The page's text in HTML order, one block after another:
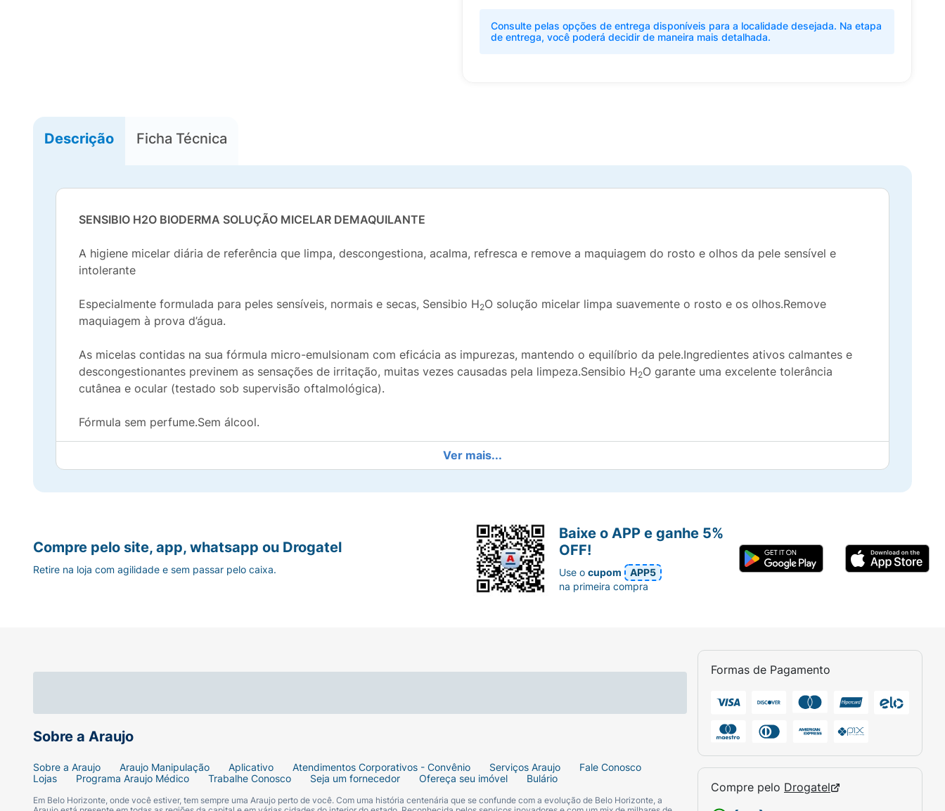
Consulte pelas opções de entrega disponíveis para a localidade desejada. Na etapa
de entrega, você poderá decidir de maneira mais detalhada.
Descrição Ficha Técnica
SENSIBIO H2O BIODERMA SOLUÇÃO MICELAR DEMAQUILANTE
A higiene micelar diária de referência que limpa, descongestiona, acalma, refresca e remove a maquiagem do rosto e olhos da pele sensível e
intolerante
Especialmente formulada para peles sensíveis, normais e secas, Sensibio H2O solução micelar limpa suavemente o rosto e os olhos.Remove
maquiagem à prova d’água.
As micelas contidas na sua fórmula micro-emulsionam com eficácia as impurezas, mantendo o equilíbrio da pele.Ingredientes ativos calmantes e
descongestionantes previnem as sensações de irritação, muitas vezes causadas pela limpeza.Sensibio H2O garante uma excelente tolerância
cutânea e ocular (testado sob supervisão oftalmológica).
Fórmula sem perfume.Sem álcool.
O e limpe o rosto e os olhos e/ou remova qualquer maquiagem.Repetir a aplicação até
que o algodão permaneça limpo.Sensibio H O não precisa enxaguar, mas é essencial secar a sua pele com toalha ou tecido macio.Pode ser usado
diariamente, de manhã e à noite.
Ver mais...
Sobre a Araujo
Sobre a Araujo Araujo Manipulação Aplicativo Atendimentos Corporativos - Convênio Serviços Araujo
Fale Conosco
Lojas
Programa Araujo Médico Trabalhe Conosco Seja um fornecedor Ofereça seu imóvel Bulário
Em Belo Horizonte, onde você estiver, tem sempre uma Araujo perto de você. Com uma história centenária que se confunde com a evolução de Belo Horizonte, a
Formas de Pagamento
Compre pelo Drogatel
Compre pelo site, app, whatsapp ou Drogatel
Retire na loja com agilidade e sem passar pelo caixa.
Baixe o APP e ganhe 5%
OFF!
Use ocupom
APP5
na primeira compra